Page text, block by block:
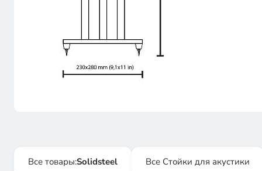
Все товары:Solidsteel Все Стойки для акустики